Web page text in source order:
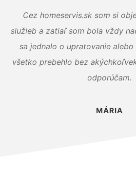
Cez homeservis.sk som si
služieb a zatiaľ som bola vždy
sa jednalo o upratovanie
všetko prebehlo bez
odporúčam.
MÁRIA